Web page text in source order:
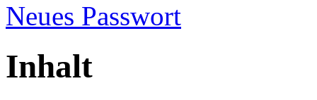
Neues Passwort
Inhalt